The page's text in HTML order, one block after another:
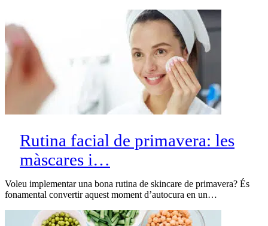
Rutina facial de primavera: les
màscares i…
Voleu implementar una bona rutina de skincare de primavera? És
fonamental convertir aquest moment d’autocura en un…